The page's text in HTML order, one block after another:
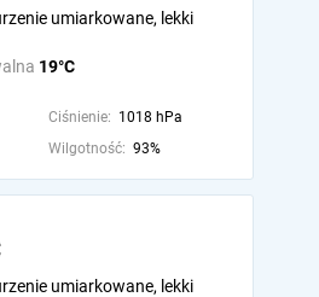
19°C
umiarkowane, lekki
Ciśnienie: 1018 hPa
Wilgotność: 93%
umiarkowane, lekki